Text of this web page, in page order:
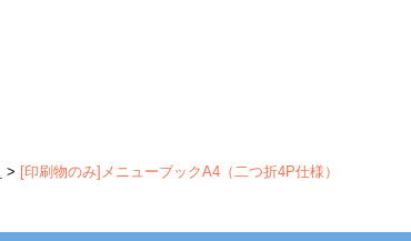
> [印刷物のみ]メニューブックA4（二つ折4P仕様）